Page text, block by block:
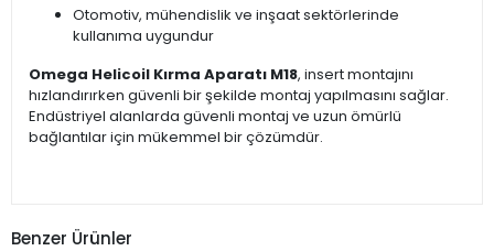
Otomotiv, mühendislik ve inşaat sektörlerinde
kullanıma uygundur
Omega Helicoil Kırma Aparatı M18, insert montajını
hızlandırırken güvenli bir şekilde montaj yapılmasını sağlar.
Endüstriyel alanlarda güvenli montaj ve uzun ömürlü
bağlantılar için mükemmel bir çözümdür.
Benzer Ürünler